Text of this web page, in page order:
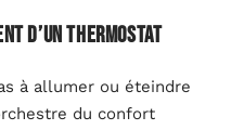
d’un thermostat
à allumer ou éteindre
du confort